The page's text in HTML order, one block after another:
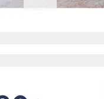
Termos flexíveis e